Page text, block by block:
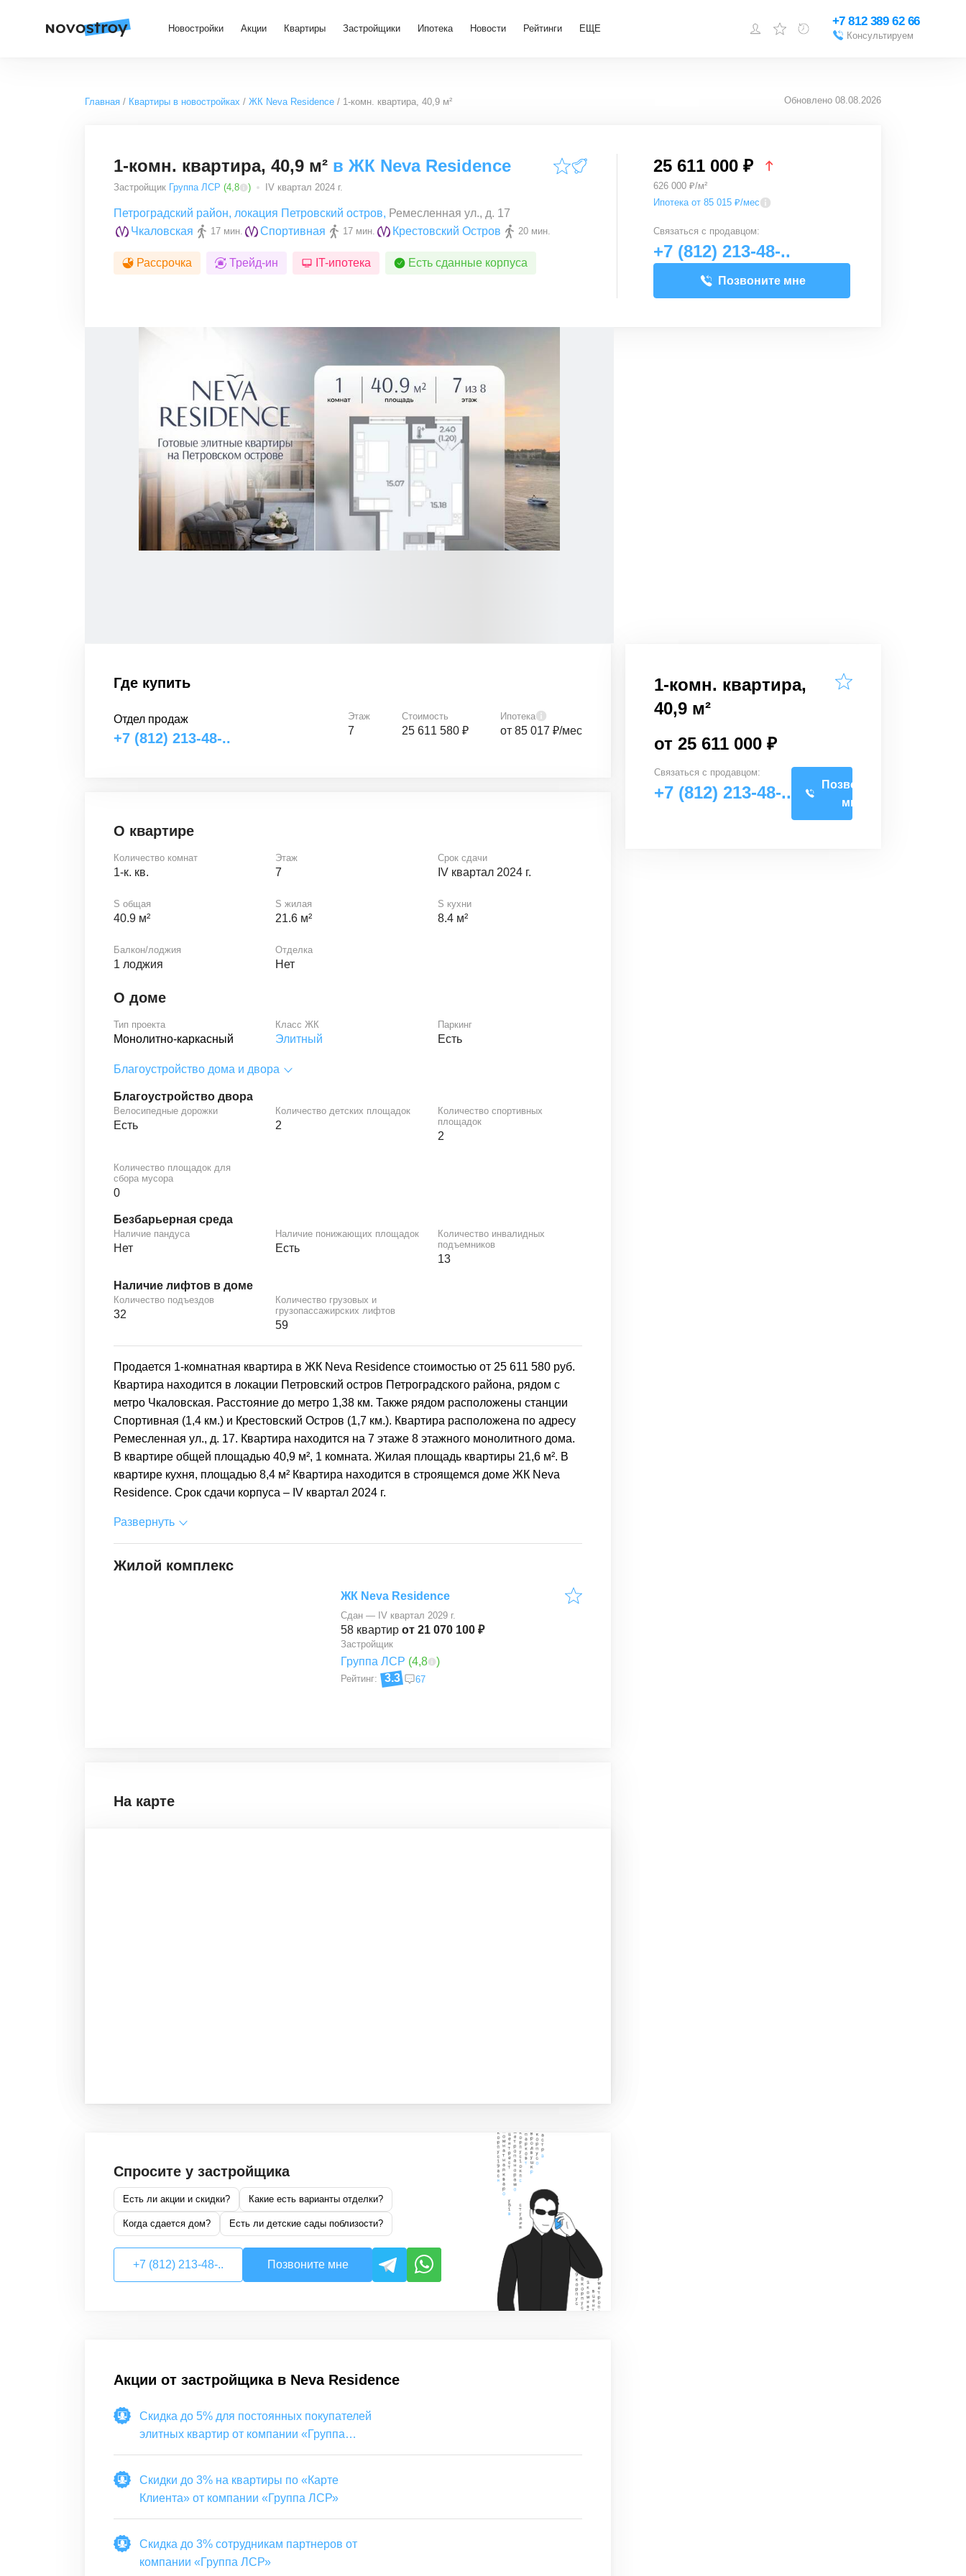
Новостройки Акции Квартиры Застройщики Ипотека Новости Рейтинги ЕЩЕ
Добавить объект
+7 812 389 62 66
Консультируем
Главная Квартиры в новостройках ЖК Neva Residence 1-комн. квартира, 40,9 м² Обновлено 08.08.2026
1-комн. квартира, 40,9 м² в ЖК Neva Residence
Застройщик Группа ЛСР (4,8 ) IV квартал 2024 г.
Петроградский район, локация Петровский остров, Ремесленная ул., д. 17
Чкаловская
17 мин. Спортивная 17 мин. Крестовский Остров 20 мин.
Рассрочка Трейд-ин IT-ипотека Есть сданные корпуса
25 611 000 ₽
626 000 ₽/м²
Ипотека от 85 015 ₽/мес
Связаться с продавцом:
+7 (812) 213-48-..
Позвоните мне
Где купить
Отдел продаж
+7 (812) 213-48-..
Этаж
7
Стоимость
25 611 580 ₽
Ипотека
от 85 017 ₽/мес
О квартире
Количество комнат
1-к. кв.
Этаж
7
Срок сдачи
IV квартал 2024 г.
S общая
40.9 м²
S жилая
21.6 м²
S кухни
8.4 м²
Балкон/лоджия
1 лоджия
Отделка
Нет
О доме
Тип проекта
Монолитно-каркасный
Класс ЖК
Элитный
Паркинг
Есть
Благоустройство дома и двора
Благоустройство двора
Велосипедные дорожки
Есть
Количество детских площадок
2
Количество спортивных
площадок
2
Количество площадок для
сбора мусора
0
Безбарьерная среда
Наличие пандуса
Нет
Наличие понижающих площадок
Есть
Количество инвалидных
подъемников
13
Наличие лифтов в доме
Количество подъездов
32
Количество грузовых и
грузопассажирских лифтов
59
Продается 1-комнатная квартира в ЖК Neva Residence стоимостью от 25 611 580 руб.
Квартира находится в локации Петровский остров Петроградского района, рядом с
метро Чкаловская. Расстояние до метро 1,38 км. Также рядом расположены станции
Спортивная (1,4 км.) и Крестовский Остров (1,7 км.). Квартира расположена по адресу
Ремесленная ул., д. 17. Квартира находится на 7 этаже 8 этажного монолитного дома.
В квартире общей площадью 40,9 м², 1 комната. Жилая площадь квартиры 21,6 м². В
квартире кухня, площадью 8,4 м² Квартира находится в строящемся доме ЖК Neva
Residence. Срок сдачи корпуса – IV квартал 2024 г.
Развернуть
Жилой комплекс
ЖК Neva Residence
Сдан — IV квартал 2029 г.
58 квартир от 21 070 100 ₽
Застройщик
Группа ЛСР (4,8 )
Рейтинг: 3.3 67
На карте
Спросите у застройщика
Есть ли акции и скидки? Какие есть варианты отделки?
Когда сдается дом? Есть ли детские сады поблизости?
+7 (812) 213-48-.. Позвоните мне
Акции от застройщика в Neva Residence
Скидка до 5% для постоянных покупателей
элитных квартир от компании «Группа
ЛСР»
Скидки до 3% на квартиры по «Карте
Клиента» от компании «Группа ЛСР»
Скидка до 3% сотрудникам партнеров от
компании «Группа ЛСР»
1-комн. квартира,
40,9 м²
от 25 611 000 ₽
Связаться с продавцом:
+7 (812) 213-48-..
Позвоните
мне